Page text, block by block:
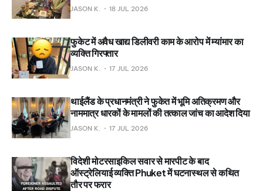
JASON K. 18 JUL 2026
फुकेट में अवैध खाद्य डिलीवरी काम के आरोप में म्यांमार का
व्यक्ति गिरफ्तार
JASON K. 17 JUL 2026
थाईलैंड के प्रधानमंत्री ने फुकेत में भूमि अतिक्रमण और
नाममात्र धारकों के मामलों की तत्काल जांच का आदेश दिया
JASON K. 17 JUL 2026
विदेशी मोटरसाइकिल सवार से मारपीट के बाद
ऑस्ट्रेलियाई व्यक्ति Phuket में घटनास्थल से कथित
तौर पर फरार